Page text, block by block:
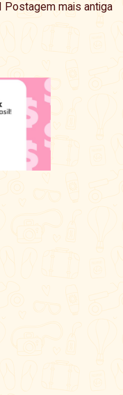
Postagem mais antiga